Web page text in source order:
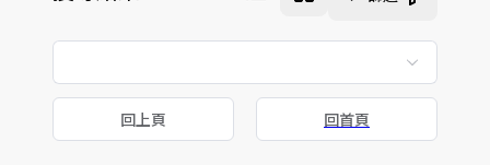
回上頁 回首頁